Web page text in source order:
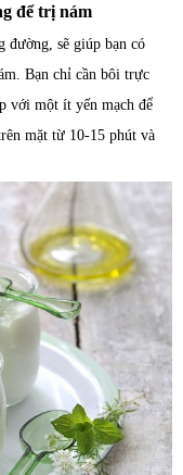
để trị nám
đường, sẽ giúp bạn có
Bạn chỉ cần bôi trực
với một ít yến mạch để
mặt từ 10-15 phút và